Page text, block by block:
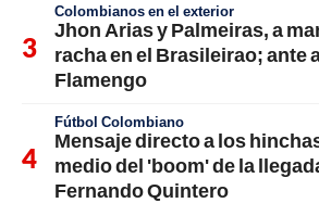
Colombianos en el exterior
Jhon Arias y Palmeiras, a
racha en el Brasileirao; ante
Flamengo
Fútbol Colombiano
Mensaje directo a los
medio del 'boom' de la
Fernando Quintero